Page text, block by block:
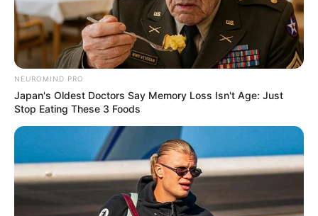
NEUROMIND PRO
Japan's Oldest Doctors Say Memory Loss Isn't Age: Just
Stop Eating These 3 Foods